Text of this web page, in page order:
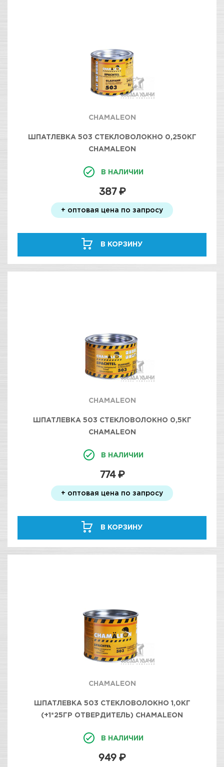
CHAMALEON
ШПАТЛЕВКА 503 СТЕКЛОВОЛОКНО 0,250КГ
CHAMALEON
В НАЛИЧИИ
387 ₽
+ оптовая цена по запросу
В КОРЗИНУ
CHAMALEON
ШПАТЛЕВКА 503 СТЕКЛОВОЛОКНО 0,5КГ
CHAMALEON
В НАЛИЧИИ
774 ₽
+ оптовая цена по запросу
В КОРЗИНУ
CHAMALEON
ШПАТЛЕВКА 503 СТЕКЛОВОЛОКНО 1,0КГ
(+1*25ГР ОТВЕРДИТЕЛЬ) CHAMALEON
В НАЛИЧИИ
949 ₽